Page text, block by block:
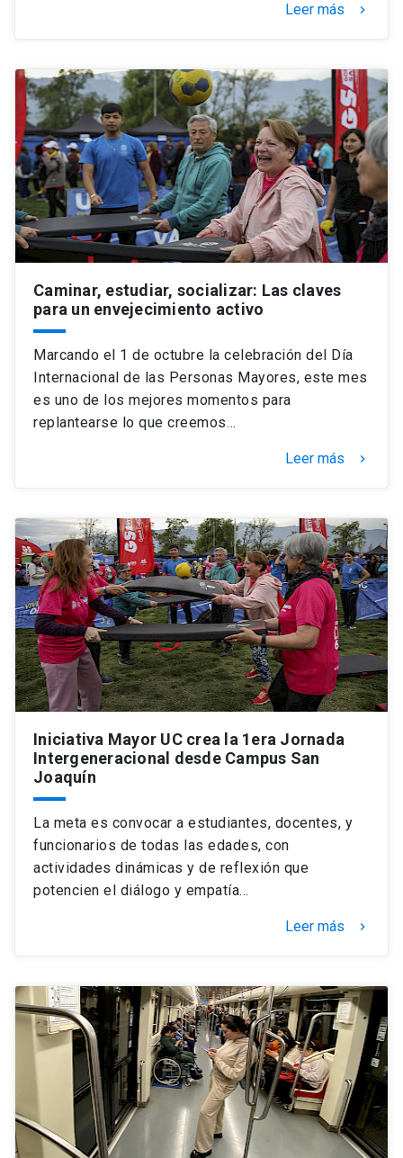
Leer más keyboard_arrow_right
Caminar, estudiar, socializar: Las claves
para un envejecimiento activo
Marcando el 1 de octubre la celebración del Día
Internacional de las Personas Mayores, este mes
es uno de los mejores momentos para
replantearse lo que creemos…
Leer más keyboard_arrow_right
Iniciativa Mayor UC crea la 1era Jornada
Intergeneracional desde Campus San
Joaquín
La meta es convocar a estudiantes, docentes, y
funcionarios de todas las edades, con
actividades dinámicas y de reflexión que
potencien el diálogo y empatía…
Leer más keyboard_arrow_right